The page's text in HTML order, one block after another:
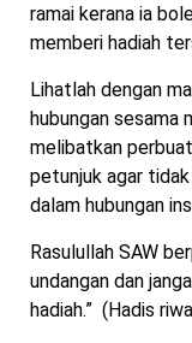
ramai kerana ia
memberi hadiah
Lihatlah dengan
hubungan sesama
melibatkan
petunjuk agar
dalam hubungan
Rasulullah SAW
undangan dan
hadiah.” (Hadis